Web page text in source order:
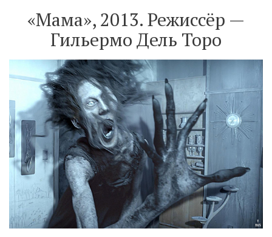
«Мама», 2013. Режиссёр —
Гильермо Дель Торо